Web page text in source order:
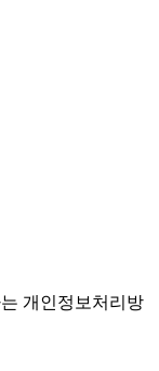
개인정보처리방